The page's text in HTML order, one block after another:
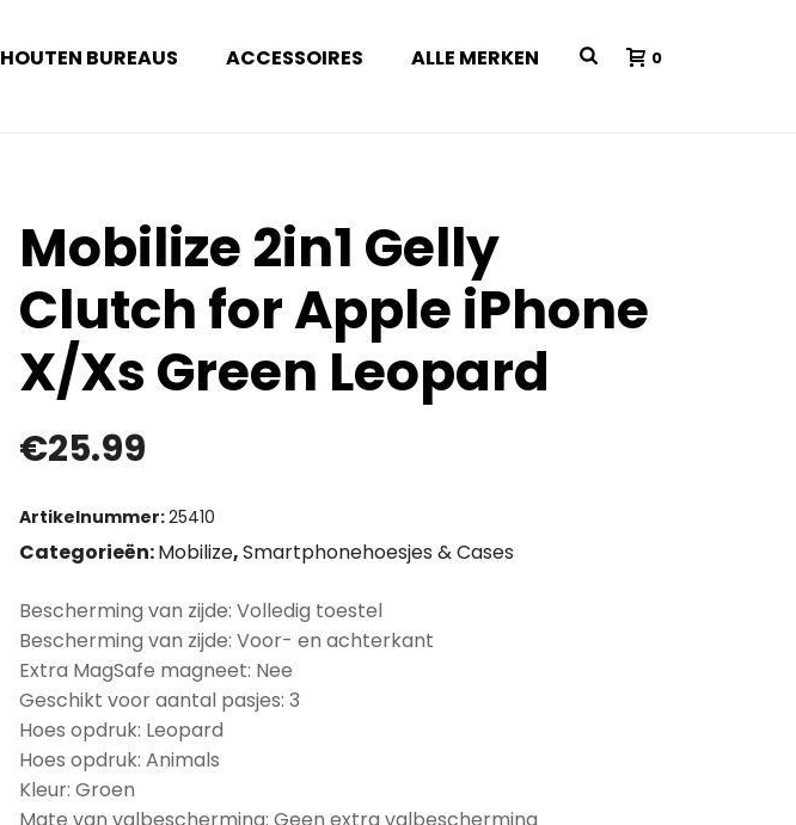
HOUTEN BUREAUS ACCESSOIRES ALLE MERKEN 0
Mobilize 2in1 Gelly
Clutch for Apple iPhone
X/Xs Green Leopard
€25.99
Artikelnummer:25410
Categorieën:Mobilize,Smartphonehoesjes & Cases
Bescherming van zijde: Volledig toestel
Bescherming van zijde: Voor- en achterkant
Extra MagSafe magneet: Nee
Geschikt voor aantal pasjes: 3
Hoes opdruk: Leopard
Hoes opdruk: Animals
Kleur: Groen